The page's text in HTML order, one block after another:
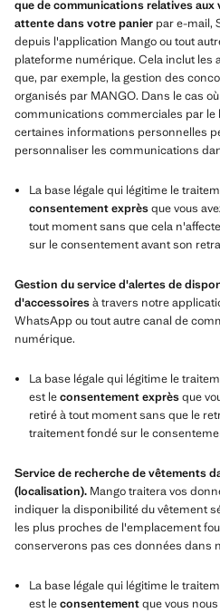
que de communications relatives
attente dans votre panier par e-mail,
depuis l'application Mango ou tout
plateforme numérique. Cela inclut les
que, par exemple, la gestion des
organisés par MANGO. Dans le cas
communications commerciales par le
certaines informations personnelles
personnaliser les communications
La base légale qui légitime le
consentement exprèsque vous
tout moment sans que cela
sur le consentement avant son
Gestion du service d'alertes de
d'accessoiresà travers notre
WhatsApp ou tout autre canal de
numérique.
La base légale qui légitime le
est leconsentement exprèsque
retiré à tout moment sans que le
traitement fondé sur le
Service de recherche de vêtements
(localisation). Mango traitera vos
indiquer la disponibilité du vêtement
les plus proches de l'emplacement
conserverons pas ces données dans
La base légale qui légitime le
est leconsentementque vous